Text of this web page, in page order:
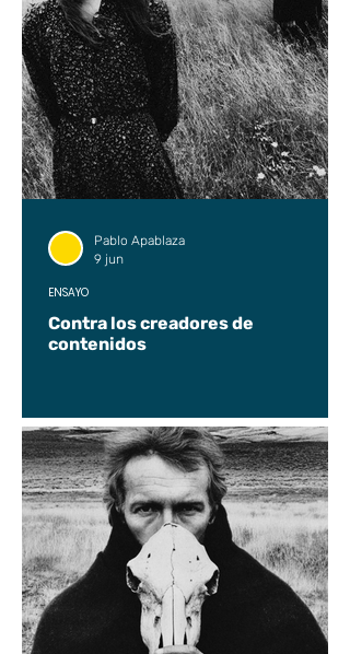
Contra los creadores de
contenidos
ENSAYO
Pablo Apablaza
9 jun